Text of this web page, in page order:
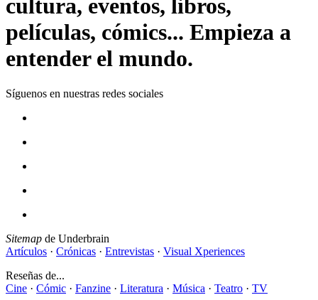
cultura, eventos, libros,
películas, cómics... Empieza a
entender el mundo.
Síguenos en nuestras redes sociales
Sitemap de Underbrain
Artículos · Crónicas · Entrevistas · Visual Xperiences
Reseñas de...
Cine · Cómic · Fanzine · Literatura · Música · Teatro · TV